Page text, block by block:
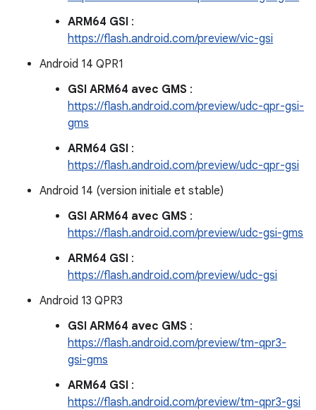
ARM64 GSI :
https://flash.android.com/preview/vic-gsi
Android 14 QPR1
GSI ARM64 avec GMS :
https://flash.android.com/preview/udc-qpr-gsi-
gms
ARM64 GSI :
https://flash.android.com/preview/udc-qpr-gsi
Android 14 (version initiale et stable)
GSI ARM64 avec GMS :
https://flash.android.com/preview/udc-gsi-gms
ARM64 GSI :
https://flash.android.com/preview/udc-gsi
Android 13 QPR3
GSI ARM64 avec GMS :
https://flash.android.com/preview/tm-qpr3-
gsi-gms
ARM64 GSI :
https://flash.android.com/preview/tm-qpr3-gsi